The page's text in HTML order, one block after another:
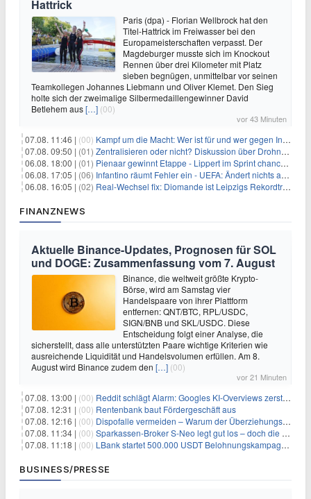
Hattrick
Paris (dpa) - Florian Wellbrock hat den
Titel-Hattrick im Freiwasser bei den
Europameisterschaften verpasst. Der
Magdeburger musste sich im Knockout
Rennen über drei Kilometer mit Platz
sieben begnügen, unmittelbar vor seinen
Teamkollegen Johannes Liebmann und Oliver Klemet. Den Sieg
holte sich der zweimalige Silbermedaillengewinner David
Betlehem aus[…] (00)
vor 43 Minuten
07.08. 11:46 | (00) Kampf um die Macht: Wer ist für und wer gegen Infantino?
07.08. 09:50 | (01) Zentralisieren oder nicht? Diskussion über Drohnenabwehr
06.08. 18:00 | (01) Pienaar gewinnt Etappe - Lippert im Sprint chancenlos
06.08. 17:05 | (06) Infantino räumt Fehler ein - UEFA: Ändert nichts an Boykott
06.08. 16:05 | (02) Real-Wechsel fix: Diomande ist Leipzigs Rekordtransfer
FINANZNEWS
Aktuelle Binance-Updates, Prognosen für SOL
und DOGE: Zusammenfassung vom 7. August
Binance, die weltweit größte Krypto-
Börse, wird am Samstag vier
Handelspaare von ihrer Plattform
entfernen: QNT/BTC, RPL/USDC,
SIGN/BNB und SKL/USDC. Diese
Entscheidung folgt einer Analyse, die
sicherstellt, dass alle unterstützten Paare wichtige Kriterien wie
ausreichende Liquidität und Handelsvolumen erfüllen. Am 8.
August wird Binance zudem den […] (00)
vor 21 Minuten
07.08. 13:00 | (00) Reddit schlägt Alarm: Googles KI-Overviews zerstören das Traffic-Geschäftsmodell
07.08. 12:31 | (00) Rentenbank baut Fördergeschäft aus
07.08. 12:16 | (00) Dispofalle vermeiden – Warum der Überziehungskredit teurer ist als gedacht
07.08. 11:34 | (00) Sparkassen-Broker S-Neo legt gut los – doch die Schwachstellen bleiben
07.08. 11:18 | (00) LBank startet 500.000 USDT Belohnungskampagne mit Pudgy Penguins
BUSINESS/PRESSE